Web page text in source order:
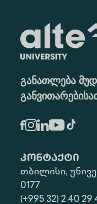
განათლება
კონტაქტი
თბილისი,
0177
(+995 32) 2 40 29